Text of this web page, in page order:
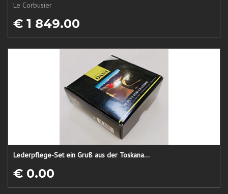
Le Corbusier
€ 1 849.00
Lederpflege-Set ein Gruß aus der Toskana...
€ 0.00